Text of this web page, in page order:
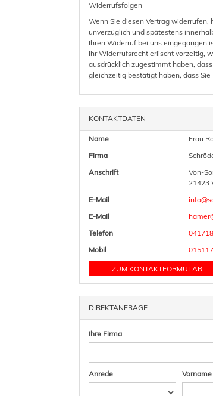
Widerrufsfolgen
Wenn Sie diesen Vertrag
unverzüglich und spätestens
Ihren Widerruf bei uns eingegangen
Ihr Widerrufsrecht erlischt vorzeitig,
ausdrücklich zugestimmt haben,
gleichzeitig bestätigt haben, dass
KONTAKTDATEN
Name
Frau
Firma
Anschrift
Von-
21423
E-Mail
E-Mail
Telefon
Mobil
ZUM KONTAKTFORMULAR
DIREKTANFRAGE
Ihre Firma
Anrede Vorname